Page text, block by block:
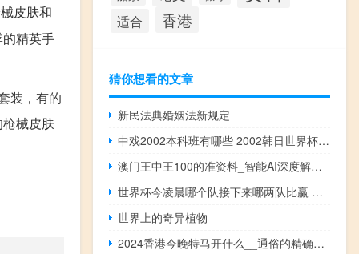
皮肤和
精英手
装，有的
械皮肤
适合 香港
猜你想看的文章
新民法典婚姻法新规定
中戏2002本科班有哪些 2002韩日世界杯国足名单
澳门王中王100的准资料_智能AI深度解析_AI助手版g12.64.439
世界杯今凌晨哪个队接下来哪两队比赢 今晚世界杯哪个国家赢
世界上的奇异植物
2024香港今晚特马开什么__通俗的精确分析-433.XM0.58